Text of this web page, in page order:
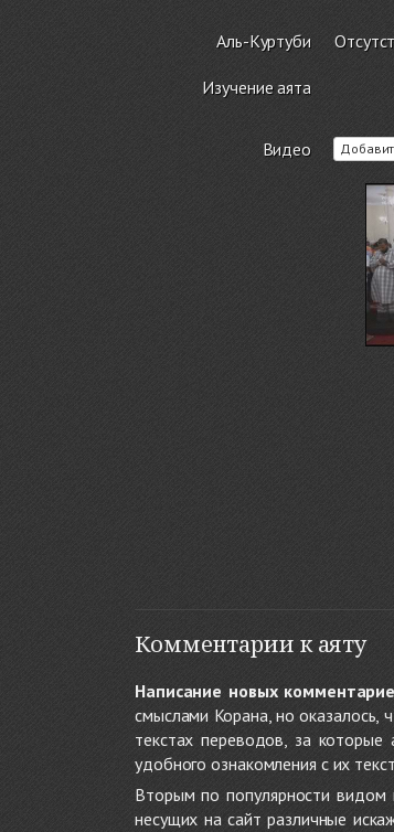
Аль-Куртуби
Изучение аята
Видео
Комментарии к аяту
Написание новых
смыслами Корана, но оказалось,
текстах переводов, за
удобного ознакомления с их
Вторым по популярности видом
несущих на сайт различные